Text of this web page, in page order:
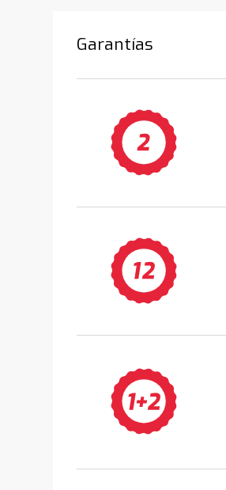
Garantías